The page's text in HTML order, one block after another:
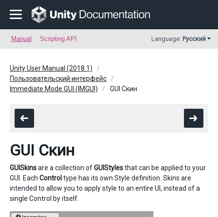
Manual Scripting API Language: Русский
Unity User Manual (2018.1)
Пользовательский интерфейс
Immediate Mode GUI (IMGUI)
GUI Скин
GUI Скин
GUISkinsare a collection ofGUIStylesthat can be applied to your
GUI. Each Control type has its own Style definition. Skins are
intended to allow you to apply style to an entire UI, instead of a
single Control by itself.